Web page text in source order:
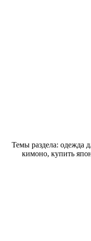
Темы раздела: одежда
кимоно, купить